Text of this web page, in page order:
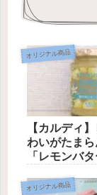
オリジナル商品
【カルディ
わいがたま
「レモンバタ
オリジナル商品